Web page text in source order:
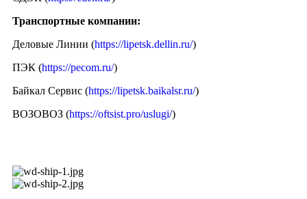
Транспортные компании:
Деловые Линии (https://lipetsk.dellin.ru/)
ПЭК (https://pecom.ru/)
Байкал Сервис (https://lipetsk.baikalsr.ru/)
ВОЗОВОЗ (https://oftsist.pro/uslugi/)